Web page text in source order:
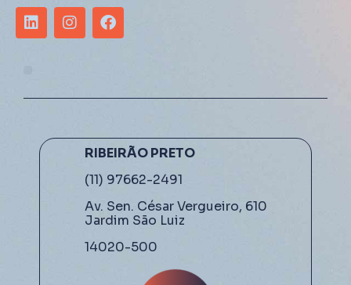
RIBEIRÃO PRETO
(11) 97662-2491
Av. Sen. César Vergueiro, 610
Jardim São Luiz
14020-500